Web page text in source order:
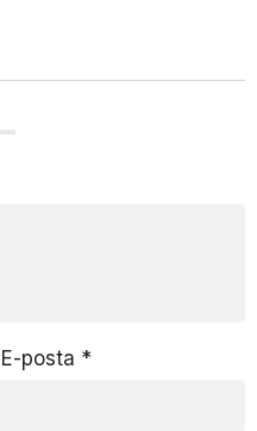
E-posta *